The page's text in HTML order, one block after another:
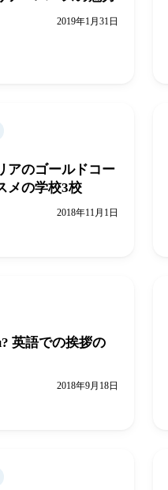
2019年1月31日
アのゴールドコー
メの学校3校
2018年11月1日
英語での挨拶の
2018年9月18日